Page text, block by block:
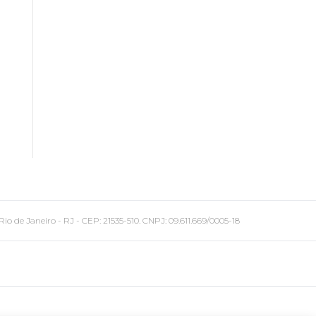
Janeiro - RJ - CEP: 21535-510. CNPJ: 09.611.669/0005-18